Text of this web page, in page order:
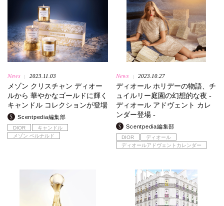
News 2023.11.03
メゾン クリスチャン ディオー
ルから 華やかなゴールドに輝く
キャンドル コレクションが登場
Scentpedia編集部
DIOR
キャンドル
メゾン ベルナルド
News 2023.10.27
ディオール ホリデーの物語、チ
ュイルリー庭園の幻想的な夜 -
ディオール アドヴェント カレ
ンダー登場 -
Scentpedia編集部
DIOR
ディオール
ディオールアドヴェントカレンダー